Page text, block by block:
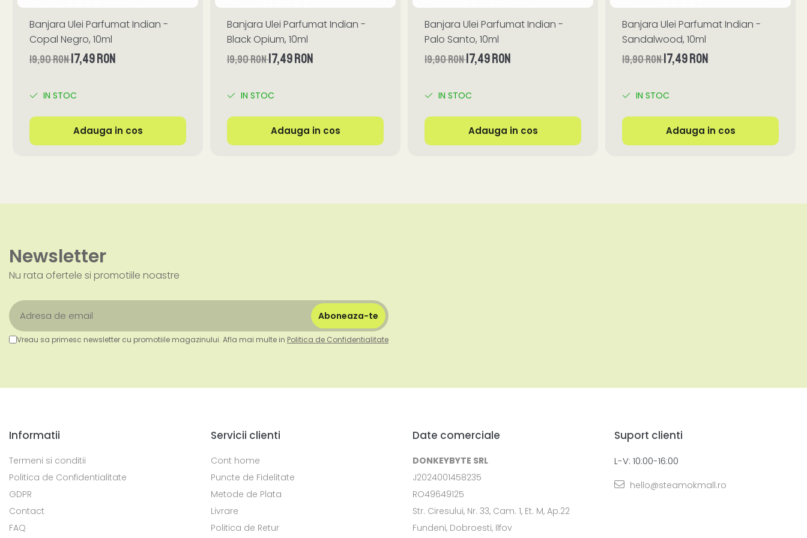
Banjara Ulei Parfumat Indian -
Copal Negro, 10ml
19,90 RON17,49 RON
IN STOC
Adauga in cos
Banjara Ulei Parfumat Indian -
Black Opium, 10ml
19,90 RON17,49 RON
IN STOC
Adauga in cos
Banjara Ulei Parfumat Indian -
Palo Santo, 10ml
19,90 RON17,49 RON
IN STOC
Adauga in cos
Banjara Ulei Parfumat Indian -
Sandalwood, 10ml
19,90 RON17,49 RON
IN STOC
Adauga in cos
Newsletter
Nu rata ofertele si promotiile noastre
Vreau sa primesc newsletter cu promotiile magazinului. Afla mai multe in Politica de Confidentialitate
Informatii
Termeni si conditii
Politica de Confidentialitate
GDPR
Contact
FAQ
Servicii clienti
Cont home
Puncte de Fidelitate
Metode de Plata
Livrare
Politica de Retur
Date comerciale
DONKEYBYTE SRL
J2024001458235
RO49649125
Str. Ciresului, Nr. 33, Cam. 1, Et. M, Ap.22
Fundeni, Dobroesti, Ilfov
Suport clienti
L-V: 10:00-16:00
hello@steamokmall.ro